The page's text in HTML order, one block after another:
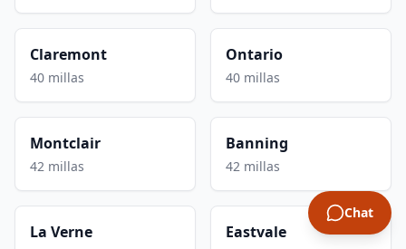
Claremont
40 millas
Ontario
40 millas
Montclair
42 millas
Banning
42 millas
La Verne Eastvale
Chat